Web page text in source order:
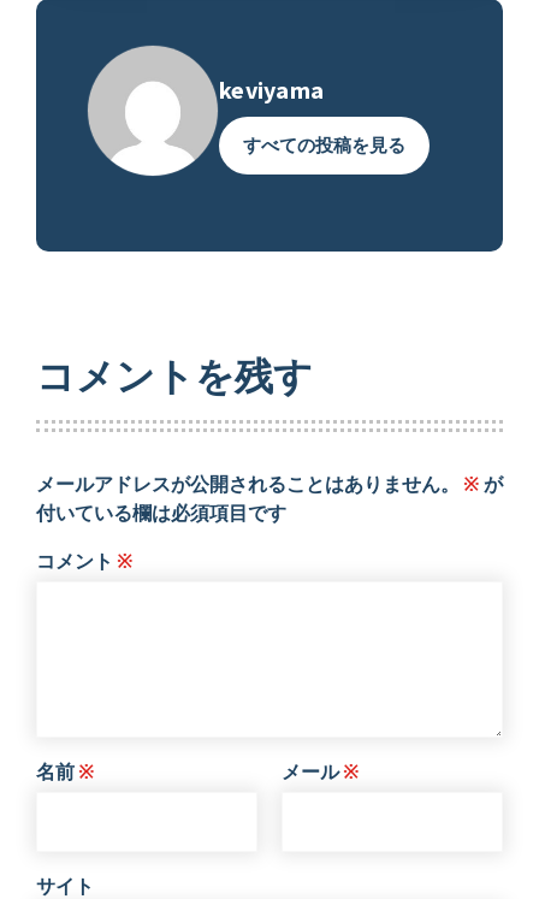
keviyama
すべての投稿を見る
コメントを残す
メールアドレスが公開されることはありません。 ※ が
付いている欄は必須項目です
コメント ※
名前 ※ メール※
サイト